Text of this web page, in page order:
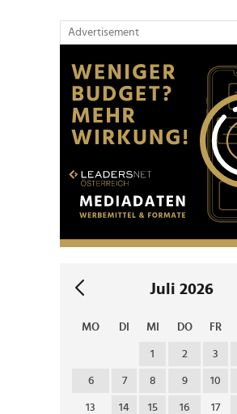
Advertisement
Juli 2026
MO DI MI DO FR
1 2 3
6 7 8 9 10
13 14 15 16 17